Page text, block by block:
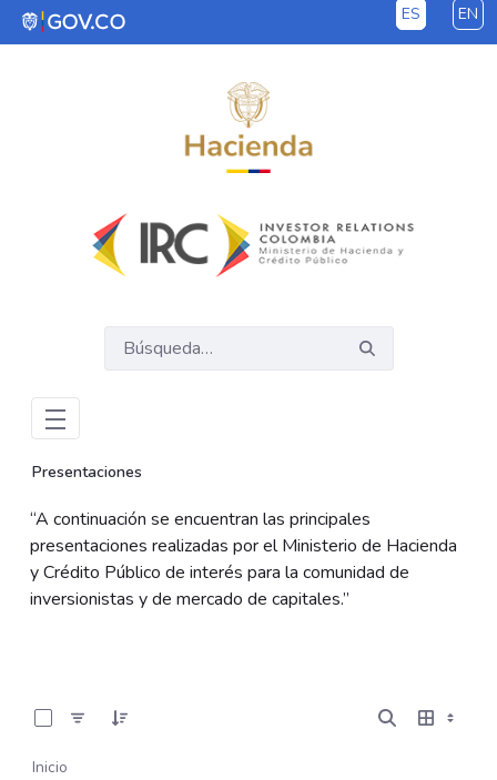
Saltar al contenido principal ES EN
Presentaciones
“A continuación se encuentran las principales
presentaciones realizadas por el Ministerio de Hacienda
y Crédito Público de interés para la comunidad de
inversionistas y de mercado de capitales.”
Inicio